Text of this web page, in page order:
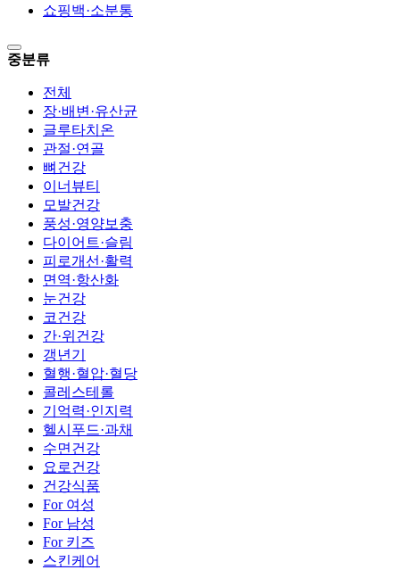
쇼핑백·소분통
중분류
전체
장·배변·유산균
글루타치온
관절·연골
뼈건강
이너뷰티
모발건강
풍성·영양보충
다이어트·슬림
피로개선·활력
면역·항산화
눈건강
코건강
간·위건강
갱년기
혈행·혈압·혈당
콜레스테롤
기억력·인지력
헬시푸드·과채
수면건강
요로건강
건강식품
For 여성
For 남성
For 키즈
스킨케어